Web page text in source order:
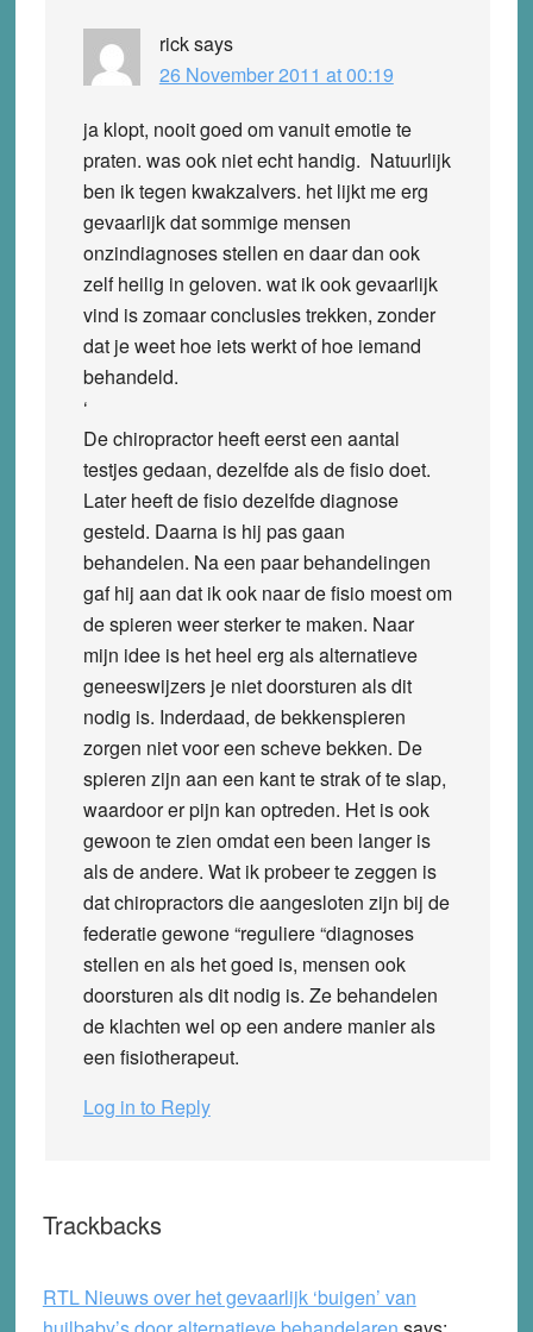
ricksays
26 November 2011 at 00:19
ja klopt, nooit goed om vanuit emotie te
praten. was ook niet echt handig. Natuurlijk
ben ik tegen kwakzalvers. het lijkt me erg
gevaarlijk dat sommige mensen
onzindiagnoses stellen en daar dan ook
zelf heilig in geloven. wat ik ook gevaarlijk
vind is zomaar conclusies trekken, zonder
dat je weet hoe iets werkt of hoe iemand
behandeld.
‘
De chiropractor heeft eerst een aantal
testjes gedaan, dezelfde als de fisio doet.
Later heeft de fisio dezelfde diagnose
gesteld. Daarna is hij pas gaan
behandelen. Na een paar behandelingen
gaf hij aan dat ik ook naar de fisio moest om
de spieren weer sterker te maken. Naar
mijn idee is het heel erg als alternatieve
geneeswijzers je niet doorsturen als dit
nodig is. Inderdaad, de bekkenspieren
zorgen niet voor een scheve bekken. De
spieren zijn aan een kant te strak of te slap,
waardoor er pijn kan optreden. Het is ook
gewoon te zien omdat een been langer is
als de andere. Wat ik probeer te zeggen is
dat chiropractors die aangesloten zijn bij de
federatie gewone “reguliere “diagnoses
stellen en als het goed is, mensen ook
doorsturen als dit nodig is. Ze behandelen
de klachten wel op een andere manier als
een fisiotherapeut.
Log in to Reply
Trackbacks
RTL Nieuws over het gevaarlijk ‘buigen’ van